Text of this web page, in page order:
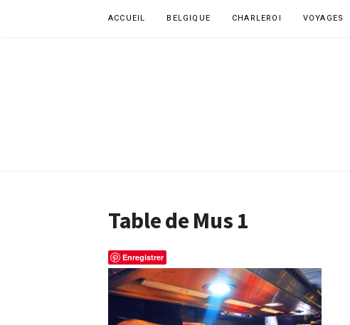
ACCUEIL BELGIQUE CHARLEROI VOYAGES
Table de Mus 1
Enregistrer